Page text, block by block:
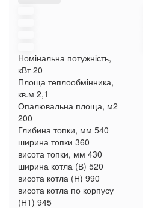
Номінальна потужність,
кВт 20
Площа теплообмінника,
кв.м 2,1
Опалювальна площа, м2
200
Глибина топки, мм 540
ширина топки 360
висота топки, мм 430
ширина котла (В) 520
висота котла (Н) 990
висота котла по корпусу
(Н1) 945